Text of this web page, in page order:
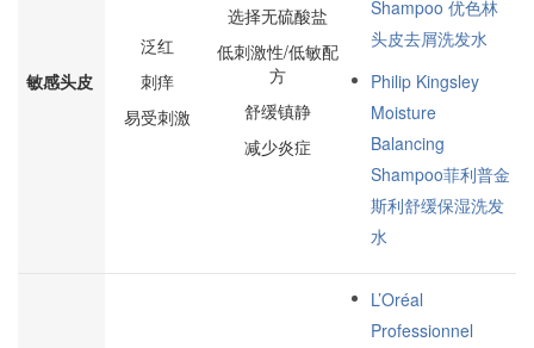
敏感头皮
泛红
刺痒
易受刺激
选择无硫酸盐
低刺激性/低敏配
方
舒缓镇静
减少炎症
Shampoo 优色林
头皮去屑洗发水
Philip Kingsley
Moisture
Balancing
Shampoo菲利普金
斯利舒缓保湿洗发
水
L’Oréal
Professionnel